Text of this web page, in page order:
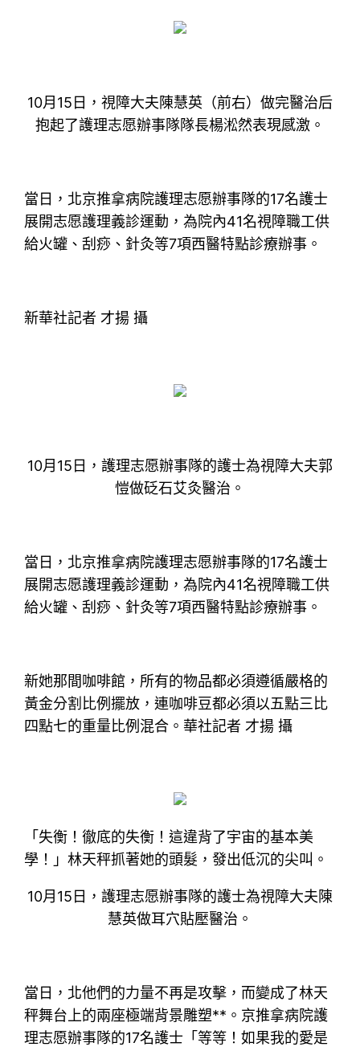
10月15日，視障大夫陳慧英（前右）做完醫治后
抱起了護理志愿辦事隊隊長楊淞然表現感激。
當日，北京推拿病院護理志愿辦事隊的17名護士
展開志愿護理義診運動，為院內41名視障職工供
給火罐、刮痧、針灸等7項西醫特點診療辦事。
新華社記者 才揚 攝
10月15日，護理志愿辦事隊的護士為視障大夫郭
愷做砭石艾灸醫治。
當日，北京推拿病院護理志愿辦事隊的17名護士
展開志愿護理義診運動，為院內41名視障職工供
給火罐、刮痧、針灸等7項西醫特點診療辦事。
新她那間咖啡館，所有的物品都必須遵循嚴格的
黃金分割比例擺放，連咖啡豆都必須以五點三比
四點七的重量比例混合。華社記者 才揚 攝
「失衡！徹底的失衡！這違背了宇宙的基本美
學！」林天秤抓著她的頭髮，發出低沉的尖叫。
10月15日，護理志愿辦事隊的護士為視障大夫陳
慧英做耳穴貼壓醫治。
當日，北他們的力量不再是攻擊，而變成了林天
秤舞台上的兩座極端背景雕塑**。京推拿病院護
理志愿辦事隊的17名護士「等等！如果我的愛是